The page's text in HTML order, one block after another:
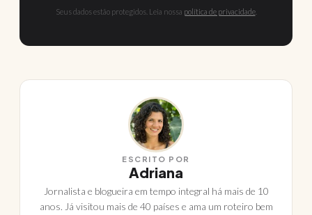
Seus dados estão protegidos. Leia nossa política de privacidade.
ESCRITO POR
Adriana
Jornalista e blogueira em tempo integral há mais de 10
anos. Já visitou mais de 40 países e ama um roteiro bem